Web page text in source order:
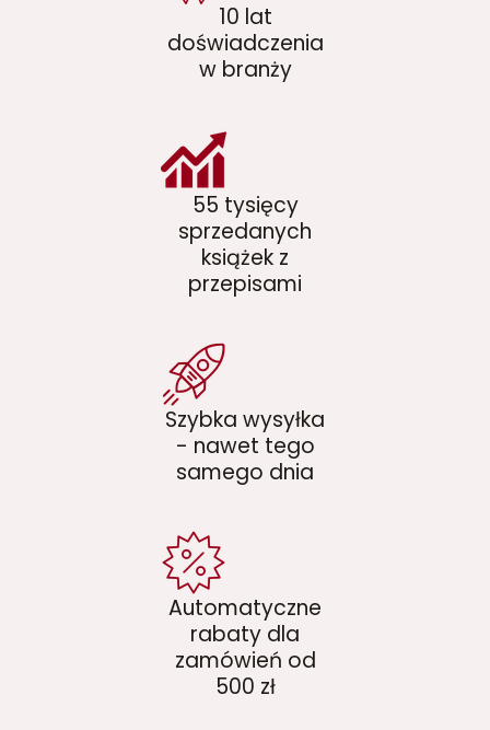
10 lat
doświadczenia
w branży
55 tysięcy
sprzedanych
książek z
przepisami
Szybka wysyłka
- nawet tego
samego dnia
Automatyczne
rabaty dla
zamówień od
500 zł